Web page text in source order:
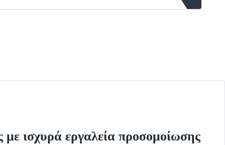
ισχυρά εργαλεία προσομοίωσης